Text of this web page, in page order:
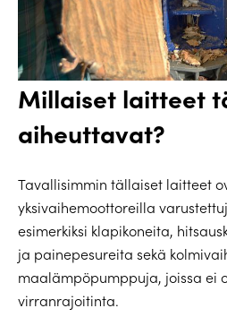
Millaiset laitteet
aiheuttavat?
Tavallisimmin tällaiset laitteet
yksivaihemoottoreilla
esimerkiksi klapikoneita,
ja painepesureita sekä
maalämpöpumppuja, joissa ei
virranrajoitinta.